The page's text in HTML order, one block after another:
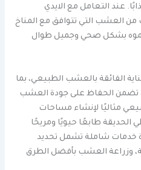
عند التعامل مع الايدي
من العشب التي تتوافق مع المناخ
نموه بشكل صحي وجميل طوال
الفائقة بالعشب الطبيعي، بما
تضمن الحفاظ على جودة العشب
مثاليًا لإنشاء مساحات
طابعًا حيويًا ومريحًا
خدمات شاملة تشمل تحديد
وزراعة العشب بأفضل الطرق